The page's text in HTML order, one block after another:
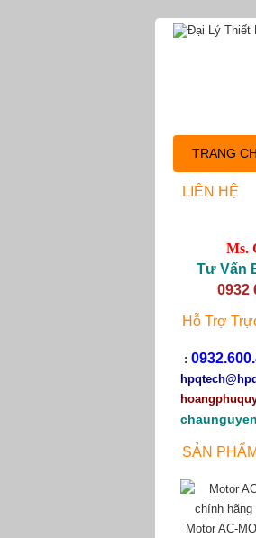
LIÊN HỆ
Ms.
Tư Vấn
0932
Hỗ Trợ
:
hpqtech
SẢN
Motor AC-
TRANG